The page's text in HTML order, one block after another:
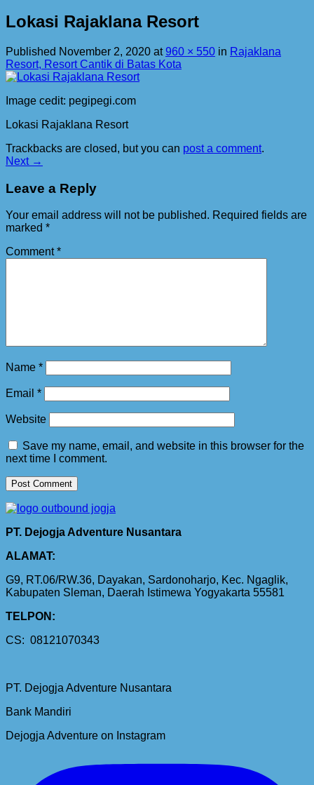
Lokasi Rajaklana Resort
Published November 2, 2020 at960 × 550 in Rajaklana
Resort, Resort Cantik di Batas Kota
Image cedit: pegipegi.com
Lokasi Rajaklana Resort
Trackbacks are closed, but you can post a comment.
Next →
Leave a Reply
Your email address will not be published. Required fields are
marked *
Comment*
Name *
Email *
Website
Save my name, email, and website in this browser for the
next time I comment.
PT. Dejogja Adventure Nusantara
ALAMAT:
G9, RT.06/RW.36, Dayakan, Sardonoharjo, Kec. Ngaglik,
Kabupaten Sleman, Daerah Istimewa Yogyakarta 55581
TELPON:
CS: 08121070343
PT. Dejogja Adventure Nusantara
Bank Mandiri
Dejogja Adventure on Instagram